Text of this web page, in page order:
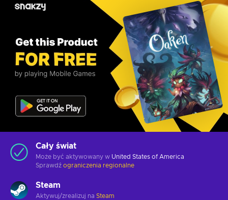
Cały świat
Może być aktywowany w United States of America
Sprawdź ograniczenia regionalne
Steam
Aktywuj/zrealizuj na Steam